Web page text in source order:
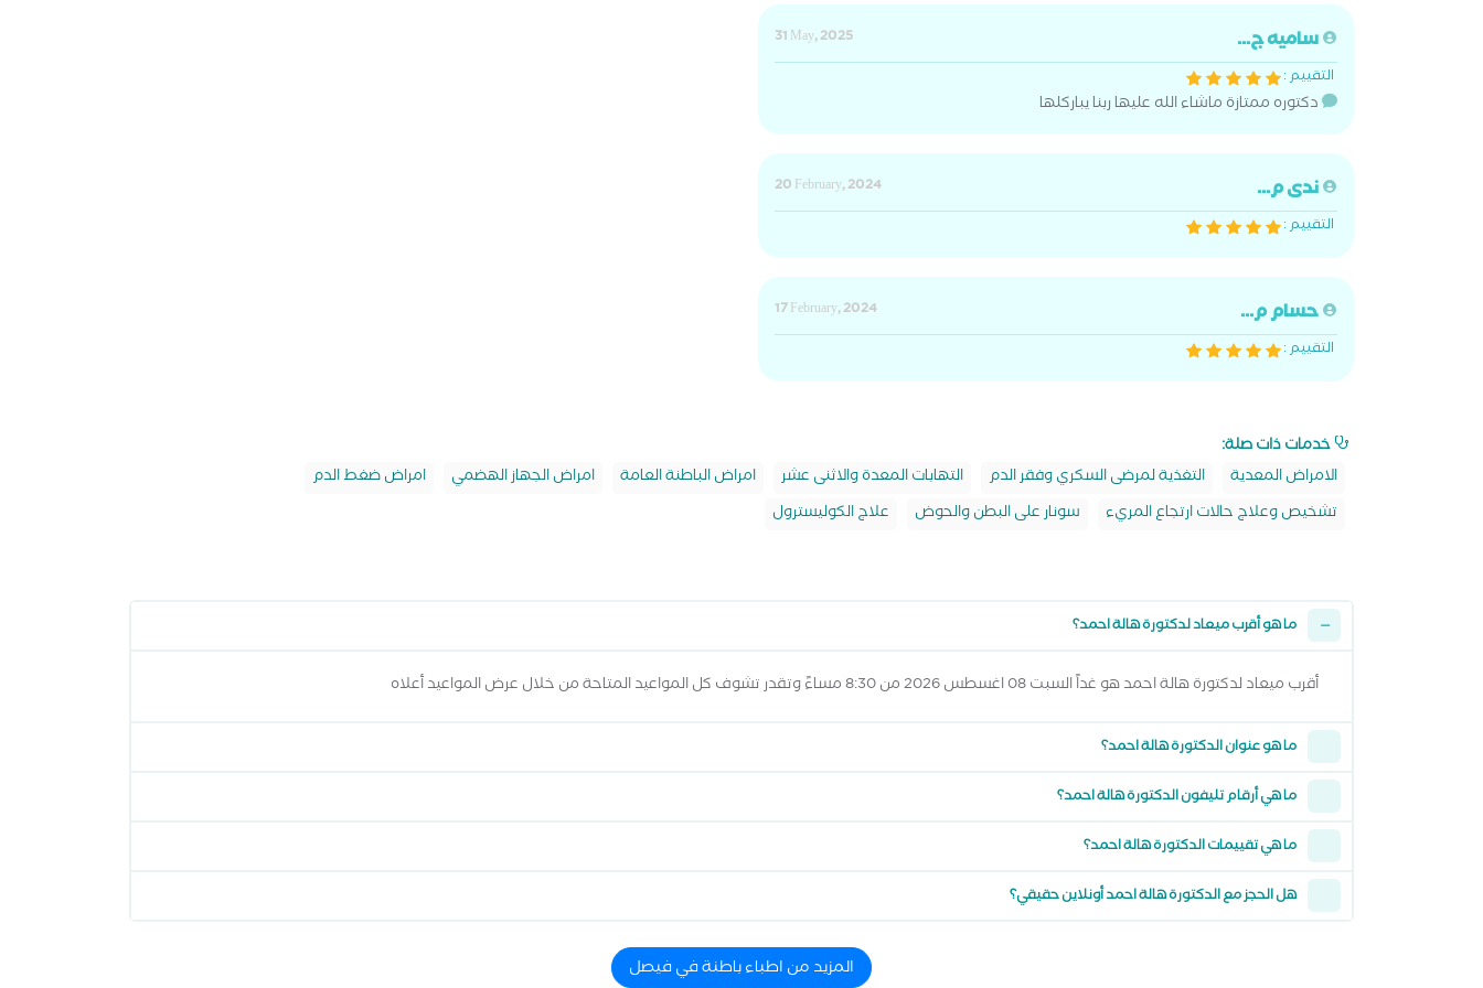
ساميه ج...
31 May, 2025
التقييم :
دكتوره ممتازة ماشاء الله عليها ربنا يباركلها
ندى م...
20 February, 2024
التقييم :
حسام م...
17 February, 2024
التقييم :
خدمات ذات صلة:
الامراض المعدية
التغذية لمرضى السكري وفقر الدم التهابات المعدة والاثنى عشر امراض الباطنة العامة امراض الجهاز الهضمي
امراض ضغط الدم
تشخيص وعلاج حالات ارتجاع المريء
سونار على البطن والحوض علاج الكوليسترول
ما هو أقرب ميعاد لدكتورة هالة احمد؟
أقرب ميعاد لدكتورة هالة احمد هو غداً السبت 08 اغسطس 2026 من 8:30 مساءً وتقدر تشوف كل المواعيد المتاحة من خلال عرض المواعيد أعلاه
ما هو عنوان الدكتورة هالة احمد؟
ما هي أرقام تليفون الدكتورة هالة احمد؟
ما هي تقييمات الدكتورة هالة احمد؟
هل الحجز مع الدكتورة هالة احمد أونلاين حقيقي؟
المزيد من اطباء باطنة في فيصل